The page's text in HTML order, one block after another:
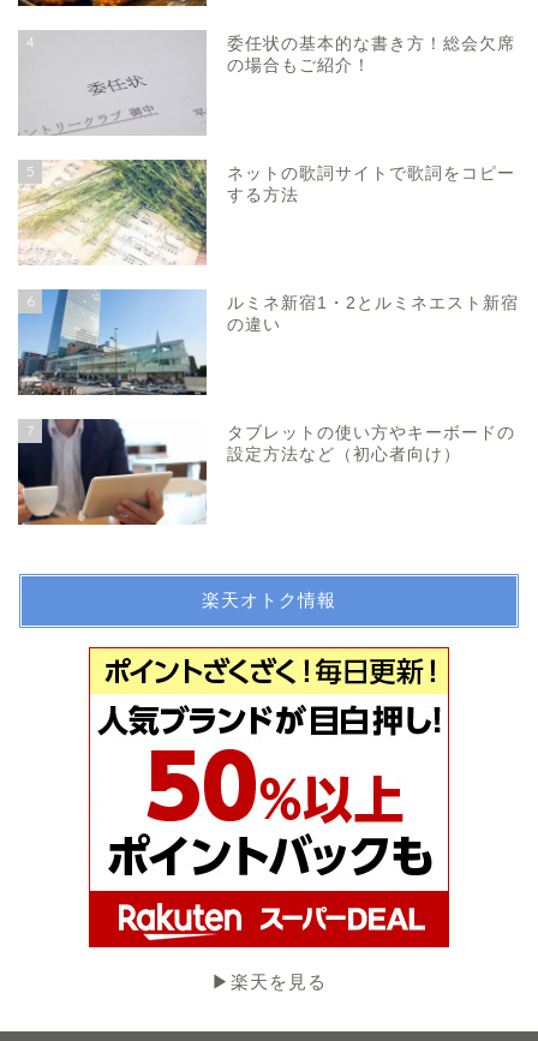
4
委任状の基本的な書き方！総会欠席
の場合もご紹介！
5
ネットの歌詞サイトで歌詞をコピー
する方法
6
ルミネ新宿1・2とルミネエスト新宿
の違い
7
タブレットの使い方やキーボードの
設定方法など（初心者向け）
楽天オトク情報
▶︎楽天を見る